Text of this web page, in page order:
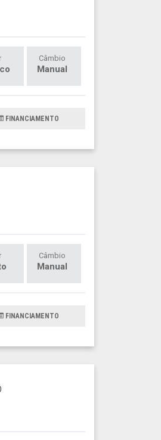
Câmbio
Manual
FINANCIAMENTO
Câmbio
Manual
FINANCIAMENTO